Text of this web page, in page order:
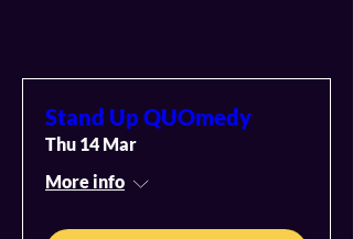
Stand Up QUOmedy
Thu 14 Mar
More info